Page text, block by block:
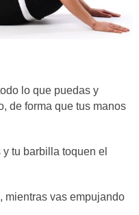
lo que puedas y
de forma que tus manos
tu barbilla toquen el
mientras vas empujando